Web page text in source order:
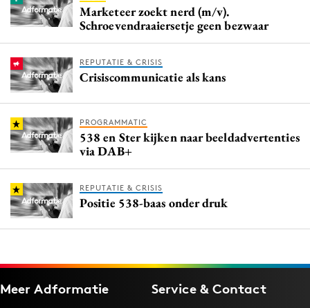
Marketeer zoekt nerd (m/v).
Schroevendraaiersetje geen bezwaar
REPUTATIE & CRISIS
Crisiscommunicatie als kans
PROGRAMMATIC
538 en Ster kijken naar beeldadvertenties
via DAB+
REPUTATIE & CRISIS
Positie 538-baas onder druk
Meer Adformatie Service & Contact